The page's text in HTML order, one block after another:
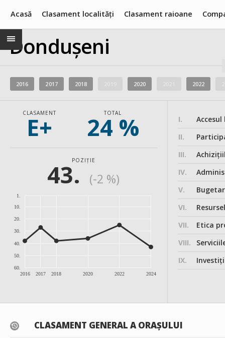
Acasă Clasament localități Clasament raioane
Dondușeni
2016 2017 2018 2020 2022
CLASAMENT
E+ TOTAL
24 %
POZIȚIE
43. (-2 %)
2016 2017 2018 2020 2022 2024
1.
10.
20.
30.
40.
50.
60.
I.
II.
III.
IV.
V.
VI.
VII.
Etica
VIII.
IX.
Investițiile,
CLASAMENT GENERAL A ORAȘULUI